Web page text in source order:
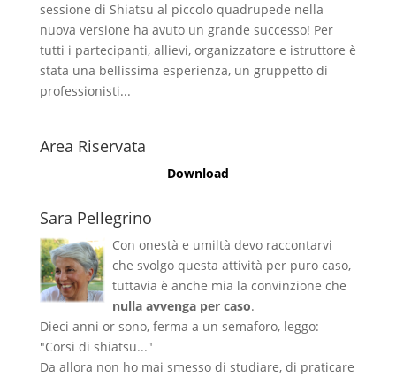
sessione di Shiatsu al piccolo quadrupede nella
nuova versione ha avuto un grande successo! Per
tutti i partecipanti, allievi, organizzatore e istruttore è
stata una bellissima esperienza, un gruppetto di
professionisti...
Area Riservata
Download
Sara Pellegrino
Con onestà e umiltà devo raccontarvi
che svolgo questa attività per puro caso,
tuttavia è anche mia la convinzione che
nulla avvenga per caso.
Dieci anni or sono, ferma a un semaforo, leggo:
"Corsi di shiatsu..."
Da allora non ho mai smesso di studiare, di praticare